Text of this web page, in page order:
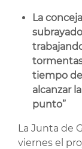
La
tiempo de
alcanzar
punto”
La Junta de
viernes el